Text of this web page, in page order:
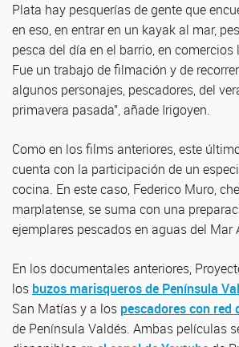
Plata hay pesquerías de gente que
en eso, en entrar en un kayak al mar,
pesca del día en el barrio, en comercios
Fue un trabajo de filmación y de
algunos personajes, pescadores, del
primavera pasada”, añade Irigoyen.
Como en los films anteriores, este
cuenta con la participación de un
cocina. En este caso, Federico Muro,
marplatense, se suma con una
ejemplares pescados en aguas del Mar
En los documentales anteriores,
los buzos marisqueros de Península
San Matías y a los pescadores con red
de Península Valdés. Ambas películas